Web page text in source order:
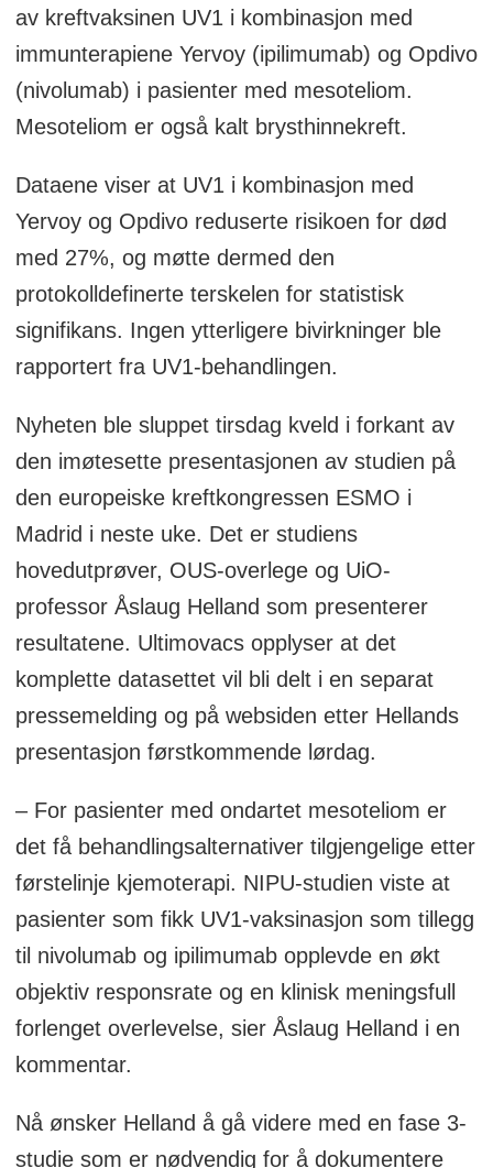
av kreftvaksinen UV1 i kombinasjon med
immunterapiene Yervoy (ipilimumab) og Opdivo
(nivolumab) i pasienter med mesoteliom.
Mesoteliom er også kalt brysthinnekreft.
Dataene viser at UV1 i kombinasjon med
Yervoy og Opdivo reduserte risikoen for død
med 27%, og møtte dermed den
protokolldefinerte terskelen for statistisk
signifikans. Ingen ytterligere bivirkninger ble
rapportert fra UV1-behandlingen.
Nyheten ble sluppet tirsdag kveld i forkant av
den imøtesette presentasjonen av studien på
den europeiske kreftkongressen ESMO i
Madrid i neste uke. Det er studiens
hovedutprøver, OUS-overlege og UiO-
professor Åslaug Helland som presenterer
resultatene. Ultimovacs opplyser at det
komplette datasettet vil bli delt i en separat
pressemelding og på websiden etter Hellands
presentasjon førstkommende lørdag.
– For pasienter med ondartet mesoteliom er
det få behandlingsalternativer tilgjengelige etter
førstelinje kjemoterapi. NIPU-studien viste at
pasienter som fikk UV1-vaksinasjon som tillegg
til nivolumab og ipilimumab opplevde en økt
objektiv responsrate og en klinisk meningsfull
forlenget overlevelse, sier Åslaug Helland i en
kommentar.
Nå ønsker Helland å gå videre med en fase 3-
studie som er nødvendig for å dokumentere